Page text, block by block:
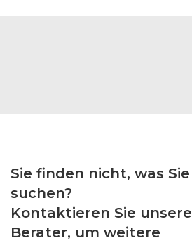
Sie finden nicht, was Sie
suchen?
Kontaktieren Sie unsere
Berater, um weitere